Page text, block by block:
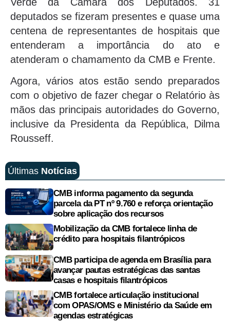
deputados se fizeram presentes e quase uma
centena de representantes de hospitais que
entenderam a importância do ato e
atenderam o chamamento da CMB e Frente.
Agora, vários atos estão sendo preparados
com o objetivo de fazer chegar o Relatório às
mãos das principais autoridades do Governo,
inclusive da Presidenta da República, Dilma
Rousseff.
Últimas Notícias
CMB informa pagamento da segunda
parcela da PT nº 9.760 e reforça orientação
sobre aplicação dos recursos
Mobilização da CMB fortalece linha de
crédito para hospitais filantrópicos
CMB participa de agenda em Brasília para
avançar pautas estratégicas das santas
casas e hospitais filantrópicos
CMB fortalece articulação institucional
com OPAS/OMS e Ministério da Saúde em
agendas estratégicas